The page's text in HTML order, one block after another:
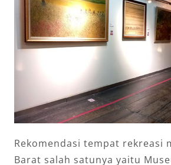
Rekomendasi tempat rekreasi
Barat salah satunya yaitu